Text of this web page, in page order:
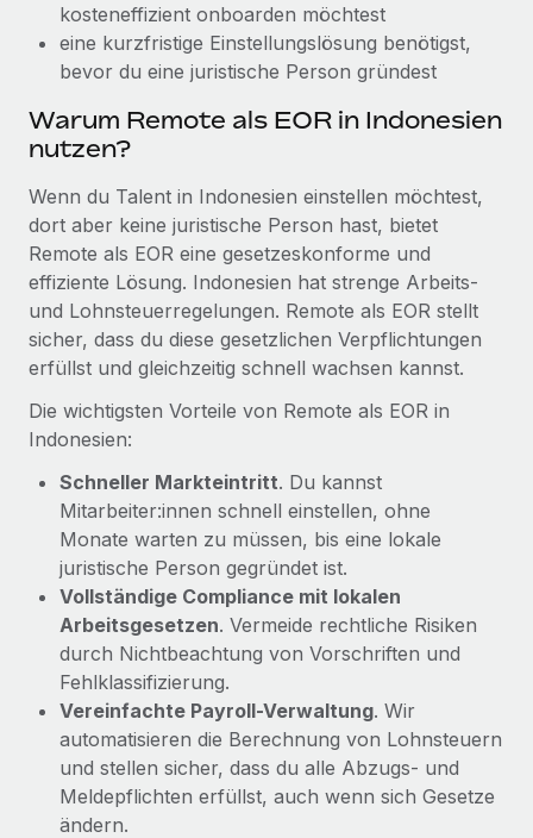
Wie Phiture 55 Mitarbeiter:innen in 19 Ländern
mit Remote verwaltet
Wachstumsberatung für mobile Apps. Das...
kosteneffizient onboarden möchtest
eine kurzfristige Einstellungslösung benötigst,
bevor du eine juristische Person gründest
Warum Remote als EOR in Indonesien
nutzen?
Wenn du Talent in Indonesien einstellen möchtest,
dort aber keine juristische Person hast, bietet
Remote als EOR eine gesetzeskonforme und
effiziente Lösung. Indonesien hat strenge Arbeits-
und Lohnsteuerregelungen. Remote als EOR stellt
sicher, dass du diese gesetzlichen Verpflichtungen
erfüllst und gleichzeitig schnell wachsen kannst.
Die wichtigsten Vorteile von Remote als EOR in
Indonesien:
Schneller Markteintritt. Du kannst
Mitarbeiter:innen schnell einstellen, ohne
Monate warten zu müssen, bis eine lokale
juristische Person gegründet ist.
Vollständige Compliance mit lokalen
Arbeitsgesetzen. Vermeide rechtliche Risiken
durch Nichtbeachtung von Vorschriften und
Fehlklassifizierung.
Vereinfachte Payroll-Verwaltung. Wir
automatisieren die Berechnung von Lohnsteuern
und stellen sicher, dass du alle Abzugs- und
Meldepflichten erfüllst, auch wenn sich Gesetze
ändern.